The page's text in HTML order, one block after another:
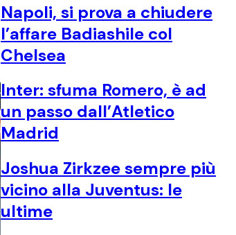
Napoli, si prova a chiudere
l’affare Badiashile col
Chelsea
Inter: sfuma Romero, è ad
un passo dall’Atletico
Madrid
Joshua Zirkzee sempre più
vicino alla Juventus: le
ultime